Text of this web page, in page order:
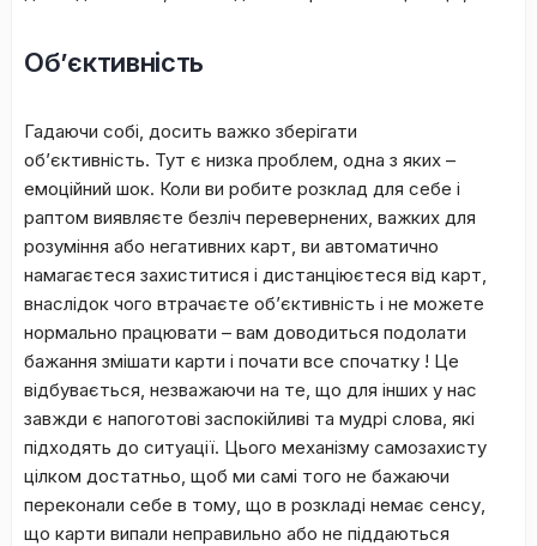
Об’єктивність
Гадаючи собі, досить важко зберігати
об’єктивність. Тут є низка проблем, одна з яких –
емоційний шок. Коли ви робите розклад для себе і
раптом виявляєте безліч перевернених, важких для
розуміння або негативних карт, ви автоматично
намагаєтеся захиститися і дистанціюєтеся від карт,
внаслідок чого втрачаєте об’єктивність і не можете
нормально працювати – вам доводиться подолати
бажання змішати карти і почати все спочатку ! Це
відбувається, незважаючи на те, що для інших у нас
завжди є напоготові заспокійливі та мудрі слова, які
підходять до ситуації. Цього механізму самозахисту
цілком достатньо, щоб ми самі того не бажаючи
переконали себе в тому, що в розкладі немає сенсу,
що карти випали неправильно або не піддаються